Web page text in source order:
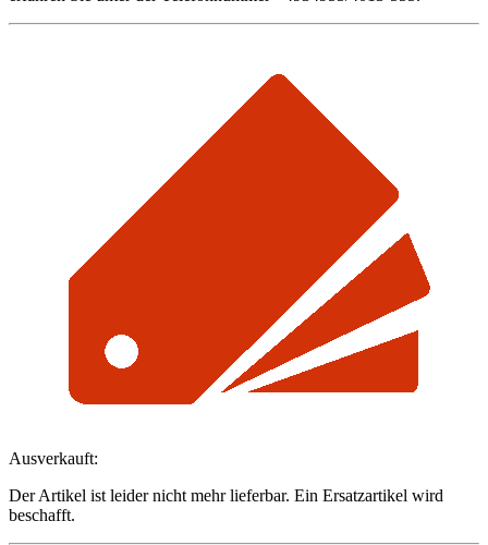
Ausverkauft:
Der Artikel ist leider nicht mehr lieferbar. Ein Ersatzartikel wird
beschafft.